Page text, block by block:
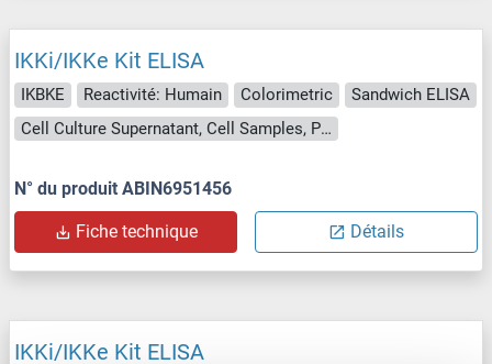
IKKi/IKKe Kit ELISA
IKBKE Reactivité: Humain Colorimetric
Sandwich ELISA
Cell Culture Supernatant, Cell Samples, Plasma, Serum, Tissue Lysate
N° du produit ABIN6951456
Fiche technique Détails
IKKi/IKKe Kit ELISA